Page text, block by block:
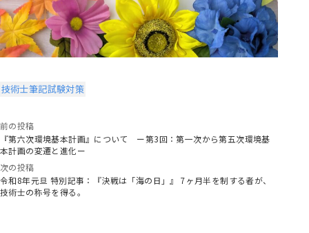
技術士筆記試験対策
前の投稿
『第六次環境基本計画』について ー第3回：第一次から第五次環境基
本計画の変遷と進化ー
次の投稿
令和8年元旦 特別記事：『決戦は「海の日」』 7ヶ月半を制する者が、
技術士の称号を得る。